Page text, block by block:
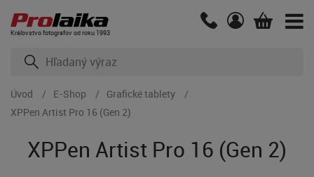
Kráľovstvo fotografov od roku 1993
Úvod E-Shop
Grafické tablety
XPPen Artist Pro 16 (Gen 2)
XPPen Artist Pro 16 (Gen 2)